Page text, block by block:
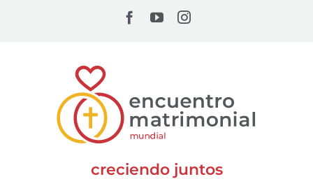
Facebook
YouTubeInstagram
creciendo juntos